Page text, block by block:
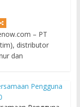
– PT
distributor
dan